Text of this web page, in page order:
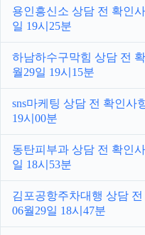
용인흥신소 상담 전 확인
일 19시25분
하남하수구막힘 상담 전
월29일 19시15분
sns마케팅 상담 전 확인사
19시00분
동탄피부과 상담 전 확인
일 18시53분
김포공항주차대행 상담 전
06월29일 18시47분